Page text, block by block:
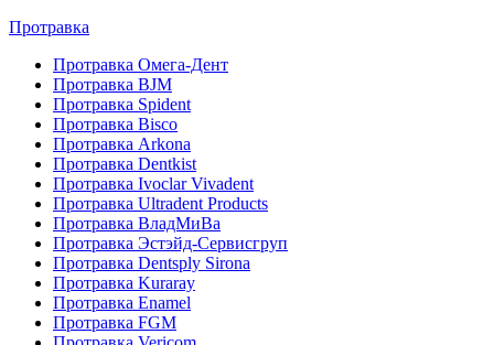
Протравка
Протравка Омега-Дент
Протравка BJM
Протравка Spident
Протравка Bisco
Протравка Arkona
Протравка Dentkist
Протравка Ivoclar Vivadent
Протравка Ultradent Products
Протравка ВладМиВа
Протравка Эстэйд-Сервисгруп
Протравка Dentsply Sirona
Протравка Kuraray
Протравка Enamel
Протравка FGM